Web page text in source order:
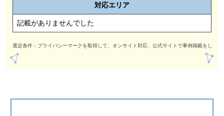
対応エリア
記載がありませんでした
選定条件：プライバシーマークを取得して、オンサイト対応、公式サイトで事例掲載をして